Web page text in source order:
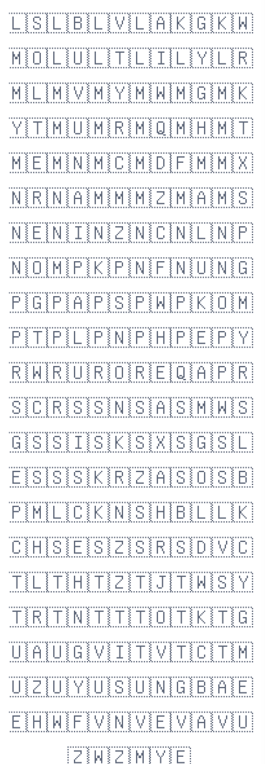
🇰🇼
🇰🇬
🇱🇦
🇱🇻
🇱🇧
🇱🇸
🇱🇷
🇱🇾
🇱🇮
🇱🇹
🇱🇺
🇲🇴
🇲🇰
🇲🇬
🇲🇼
🇲🇾
🇲🇻
🇲🇱
🇲🇹
🇲🇭
🇲🇶
🇲🇷
🇲🇺
🇾🇹
🇲🇽
🇫🇲
🇲🇩
🇲🇨
🇲🇳
🇲🇪
🇲🇸
🇲🇦
🇲🇿
🇲🇲
🇳🇦
🇳🇷
🇳🇵
🇳🇱
🇳🇨
🇳🇿
🇳🇮
🇳🇪
🇳🇬
🇳🇺
🇳🇫
🇰🇵
🇲🇵
🇳🇴
🇴🇲
🇵🇰
🇵🇼
🇵🇸
🇵🇦
🇵🇬
🇵🇾
🇵🇪
🇵🇭
🇵🇳
🇵🇱
🇵🇹
🇵🇷
🇶🇦
🇷🇪
🇷🇴
🇷🇺
🇷🇼
🇼🇸
🇸🇲
🇸🇦
🇸🇳
🇷🇸
🇸🇨
🇸🇱
🇸🇬
🇸🇽
🇸🇰
🇸🇮
🇬🇸
🇸🇧
🇸🇴
🇿🇦
🇰🇷
🇸🇸
🇪🇸
🇱🇰
🇧🇱
🇸🇭
🇰🇳
🇱🇨
🇵🇲
🇻🇨
🇸🇩
🇸🇷
🇸🇿
🇸🇪
🇨🇭
🇸🇾
🇹🇼
🇹🇯
🇹🇿
🇹🇭
🇹🇱
🇹🇬
🇹🇰
🇹🇴
🇹🇹
🇹🇳
🇹🇷
🇹🇲
🇹🇨
🇹🇻
🇻🇮
🇺🇬
🇺🇦
🇦🇪
🇬🇧
🇺🇳
🇺🇸
🇺🇾
🇺🇿
🇻🇺
🇻🇦
🇻🇪
🇻🇳
🇼🇫
🇪🇭